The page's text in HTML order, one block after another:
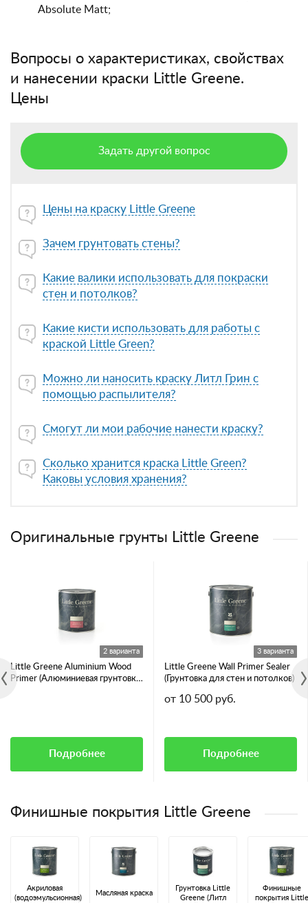
Absolute Matt;
Вопросы о характеристиках, свойствах
и нанесении краски Little Greene.
Цены
Задать другой вопрос
Цены на краску Little Greene
Зачем грунтовать стены?
Какие валики использовать для покраски
стен и потолков?
Какие кисти использовать для работы с
краской Little Green?
Можно ли наносить краску Литл Грин с
помощью распылителя?
Смогут ли мои рабочие нанести краску?
Сколько хранится краска Little Green?
Каковы условия хранения?
Оригинальные грунты Little Greene
2 варианта
Little Greene Aluminium Wood
Primer (Алюминиевая грунтовка
Подробнее
3 варианта
Little Greene Wall Primer Sealer
(Грунтовка для стен и потолков)
от 10 500 руб.
Подробнее
Финишные покрытия Little Greene
Акриловая
(водоэмульсионная)
Масляная краска
Грунтовка Little
Greene (Литл
Финишные
покрытия Little